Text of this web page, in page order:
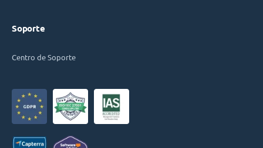
Soporte
Centro de Soporte